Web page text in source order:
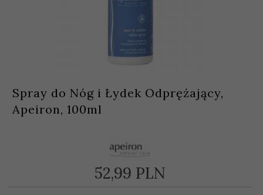
Spray do Nóg i Łydek Odprężający,
Apeiron, 100ml
52,99 PLN